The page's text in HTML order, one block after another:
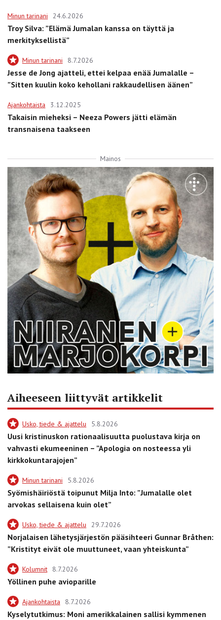
Minun tarinani 24.6.2026
Troy Silva: ”Elämä Jumalan kanssa on täyttä ja
merkityksellistä”
Minun tarinani 8.7.2026
Jesse de Jong ajatteli, ettei kelpaa enää Jumalalle –
”Sitten kuulin koko kehollani rakkaudellisen äänen”
Ajankohtaista 3.12.2025
Takaisin mieheksi – Neeza Powers jätti elämän
transnaisena taakseen
Mainos
Aiheeseen liittyvät artikkelit
Usko, tiede & ajattelu 5.8.2026
Uusi kristinuskon rationaalisuutta puolustava kirja on
vahvasti ekumeeninen – ”Apologia on nosteessa yli
kirkkokuntarajojen”
Minun tarinani 5.8.2026
Syömishäiriöstä toipunut Milja Into: ”Jumalalle olet
arvokas sellaisena kuin olet”
Usko, tiede & ajattelu 29.7.2026
Norjalaisen lähetysjärjestön pääsihteeri Gunnar Bråthen:
”Kristityt eivät ole muuttuneet, vaan yhteiskunta”
Kolumnit 8.7.2026
Yöllinen puhe avioparille
Ajankohtaista 8.7.2026
Kyselytutkimus: Moni amerikkalainen sallisi kymmenen